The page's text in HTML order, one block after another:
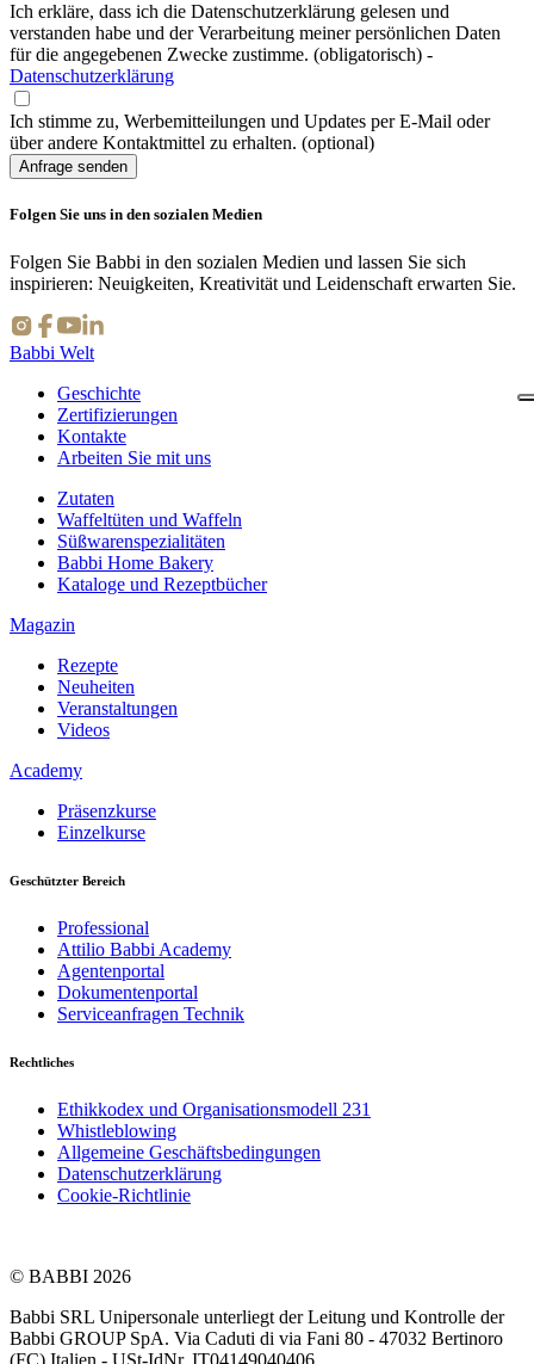
Ich erkläre, dass ich die Datenschutzerklärung gelesen und
verstanden habe und der Verarbeitung meiner persönlichen Daten
für die angegebenen Zwecke zustimme. (obligatorisch) -
Datenschutzerklärung
Ich stimme zu, Werbemitteilungen und Updates per E-Mail oder
über andere Kontaktmittel zu erhalten. (optional)
Anfrage senden
Folgen Sie uns in den sozialen Medien
Folgen Sie Babbi in den sozialen Medien und lassen Sie sich
inspirieren: Neuigkeiten, Kreativität und Leidenschaft erwarten Sie.
Babbi Welt
Geschichte
Zertifizierungen
Kontakte
Arbeiten Sie mit uns
Zutaten
Waffeltüten und Waffeln
Süßwarenspezialitäten
Babbi Home Bakery
Kataloge und Rezeptbücher
Magazin
Rezepte
Neuheiten
Veranstaltungen
Videos
Academy
Präsenzkurse
Einzelkurse
Geschützter Bereich
Professional
Attilio Babbi Academy
Agentenportal
Dokumentenportal
Serviceanfragen Technik
Rechtliches
Ethikkodex und Organisationsmodell 231
Whistleblowing
Allgemeine Geschäftsbedingungen
Datenschutzerklärung
Cookie-Richtlinie
© BABBI 2026
Babbi SRL Unipersonale unterliegt der Leitung und Kontrolle der
Babbi GROUP SpA. Via Caduti di via Fani 80 - 47032 Bertinoro
(FC) Italien - USt-IdNr. IT04149040406